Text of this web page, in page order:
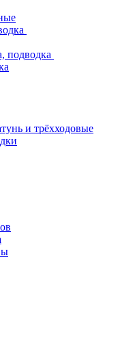
подводка
и трёхходовые